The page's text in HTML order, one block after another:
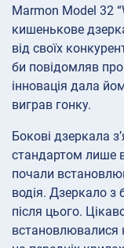
Marmon Model 32
кишенькове
від своїх
би повідомляв
інновація дала
виграв гонку.
Бокові дзеркала
стандартом лише
почали
водія. Дзеркало з
після цього.
встановлювалися